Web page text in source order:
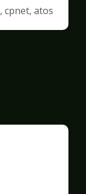
cpnet, atos